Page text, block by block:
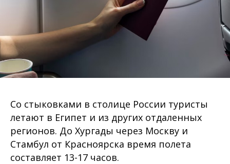
Со стыковками в столице России туристы
летают в Египет и из других отдаленных
регионов. До Хургады через Москву и
Стамбул от Красноярска время полета
составляет 13-17 часов.